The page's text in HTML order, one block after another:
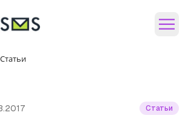
Статьи
Статьи